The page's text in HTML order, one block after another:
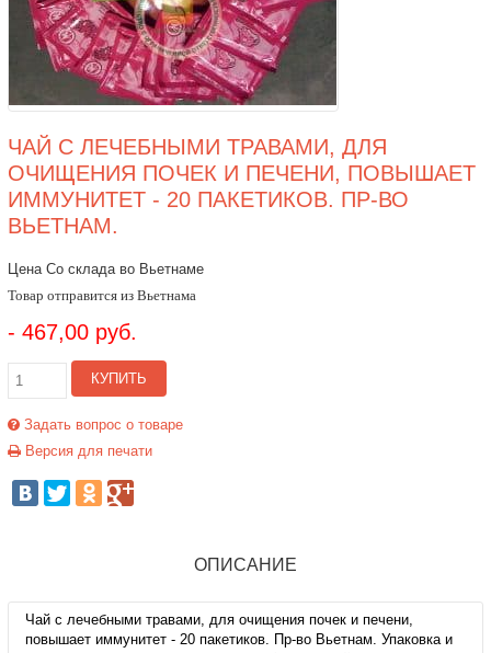
ЧАЙ С ЛЕЧЕБНЫМИ ТРАВАМИ, ДЛЯ
ОЧИЩЕНИЯ ПОЧЕК И ПЕЧЕНИ, ПОВЫШАЕТ
ИММУНИТЕТ - 20 ПАКЕТИКОВ. ПР-ВО
ВЬЕТНАМ.
Цена Со склада во Вьетнаме
Товар отправится из Вьетнама
- 467,00 руб.
КУПИТЬ
Задать вопрос о товаре
Версия для печати
ОПИСАНИЕ
Чай с лечебными травами, для очищения почек и печени,
повышает иммунитет - 20 пакетиков. Пр-во Вьетнам. Упаковка и